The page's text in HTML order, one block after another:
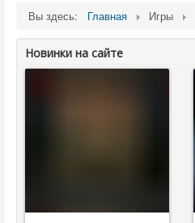
Вы здесь: Главная Игры
Новинки на сайте